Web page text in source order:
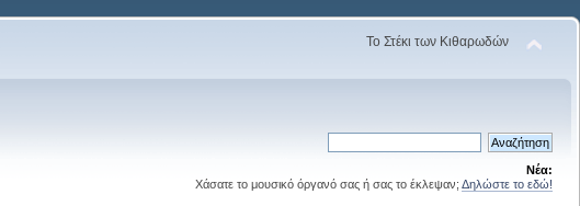
Το Στέκι των Κιθαρωδών
Νέα:
Χάσατε το μουσικό όργανό σας ή σας το έκλεψαν; Δηλώστε το εδώ!